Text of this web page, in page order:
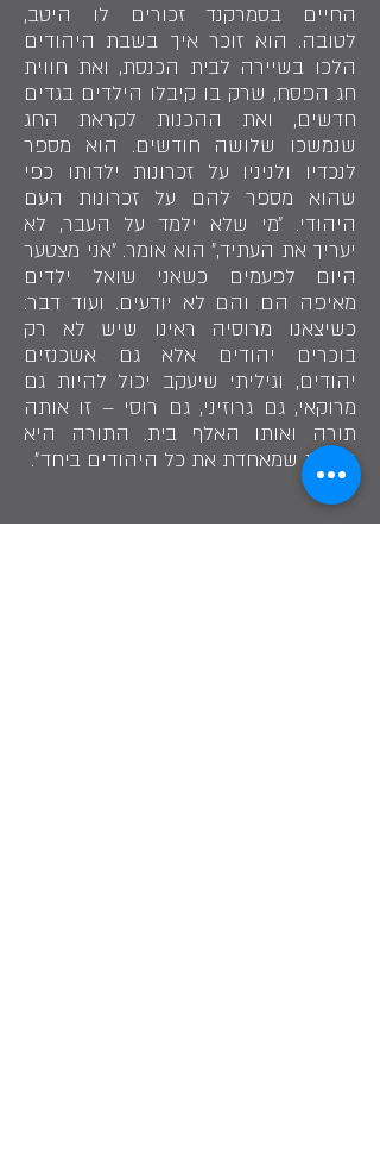
החיים בסמרקנד זכורים לו היטב,
לטובה. הוא זוכר איך בשבת היהודים
הלכו בשיירה לבית הכנסת, ואת חווית
חג הפסח, שרק בו קיבלו הילדים בגדים
חדשים, ואת ההכנות לקראת החג
שנמשכו שלושה חודשים. הוא מספר
לנכדיו ולניניו על זכרונות ילדותו כפי
שהוא מספר להם על זכרונות העם
היהודי. ״מי שלא ילמד על העבר, לא
יעריך את העתיד,״ הוא אומר. ״אני מצטער
היום לפעמים כשאני שואל ילדים
מאיפה הם והם לא יודעים. ועוד דבר:
כשיצאנו מרוסיה ראינו שיש לא רק
בוכרים יהודים אלא גם אשכנזים
יהודים, וגיליתי שיעקב יכול להיות גם
מרוקאי, גם גרוזיני, גם רוסי – זו אותה
תורה ואותו האלף בית. התורה היא
האחת שמאחדת את כל היהודים ביחד״.